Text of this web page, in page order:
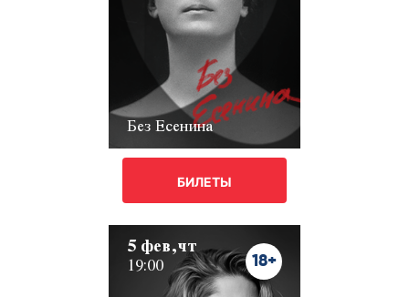
Без Есенина
БИЛЕТЫ
5 фев,чт
19:00 18+